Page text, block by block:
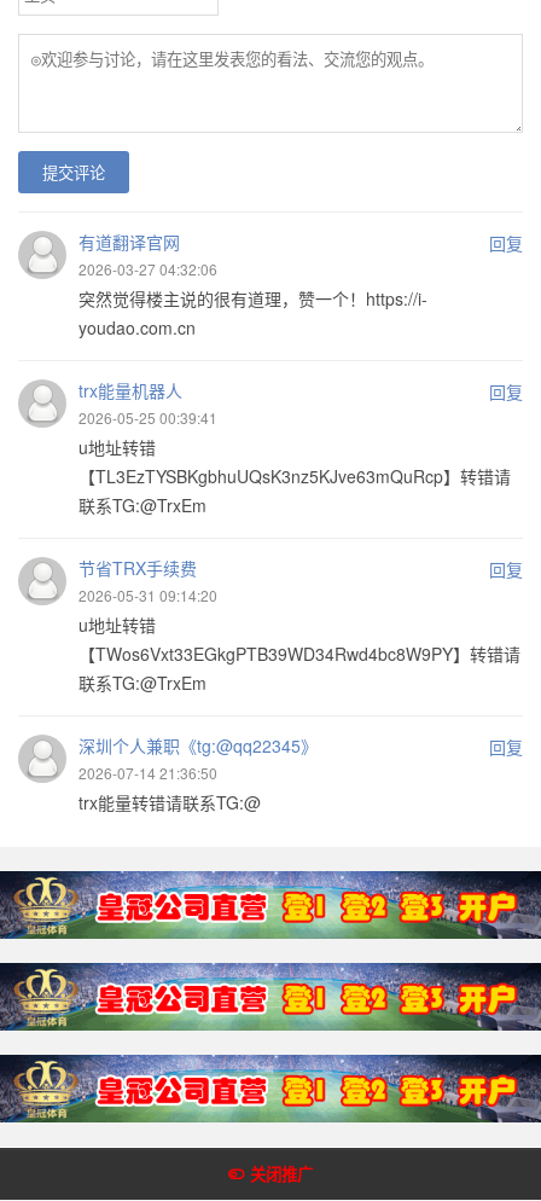
关闭推广
提交评论
有道翻译官网 回复
2026-03-27 04:32:06
突然觉得楼主说的很有道理，赞一个！https://i-
youdao.com.cn
trx能量机器人 回复
2026-05-25 00:39:41
u地址转错
【TL3EzTYSBKgbhuUQsK3nz5KJve63mQuRcp】转错请
联系TG:@TrxEm
节省TRX手续费 回复
2026-05-31 09:14:20
u地址转错
【TWos6Vxt33EGkgPTB39WD34Rwd4bc8W9PY】转错请
联系TG:@TrxEm
深圳个人兼职《tg:@qq22345》 回复
2026-07-14 21:36:50
trx能量转错请联系TG:@
Copyright @2018-2022 皇冠体育网 版权所有